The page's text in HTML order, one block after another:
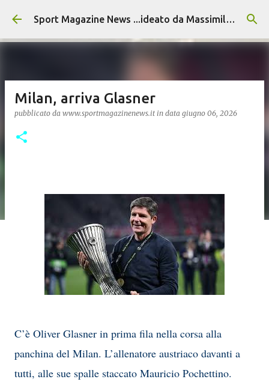
Passa ai contenuti principali Sport Magazine News ...ideato da Massimiliano Alvino
Milan, arriva Glasner
pubblicato da www.sportmagazinenews.it in data giugno 06, 2026
C’è Oliver Glasner in prima fila nella corsa alla
panchina del Milan. L’allenatore austriaco davanti a
tutti, alle sue spalle staccato Mauricio Pochettino.